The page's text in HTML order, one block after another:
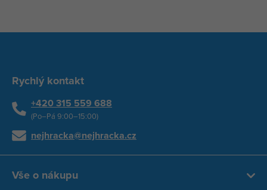
Rychlý kontakt
+420 315 559 688
(Po–Pá 9:00–15:00)
nejhracka@nejhracka.cz
Vše o nákupu